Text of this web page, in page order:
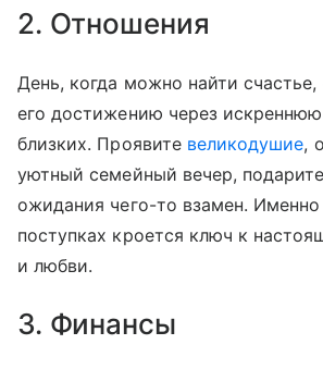
2. Отношения
День, когда можно найти счастье,
его достижению через искреннюю
близких. Проявите великодушие,
уютный семейный вечер,
ожидания чего-то взамен. Именно
поступках кроется ключ к
и любви.
3. Финансы